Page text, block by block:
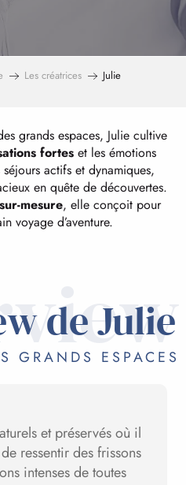
Les créatrices Julie
grands espaces, Julie cultive
forteset les émotions
actifs et dynamiques,
en quête de découvertes.
mesure, elle conçoit pour
voyage d’aventure.
de Julie
GRANDS ESPACES
et préservés où il
ressentir des frissons
intenses de toutes